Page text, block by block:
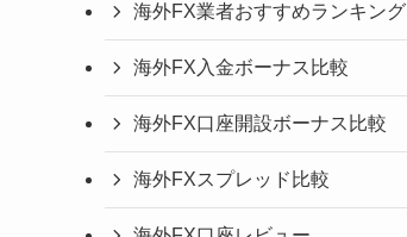
海外FX業者おすすめランキング
海外FX入金ボーナス比較
海外FX口座開設ボーナス比較
海外FXスプレッド比較